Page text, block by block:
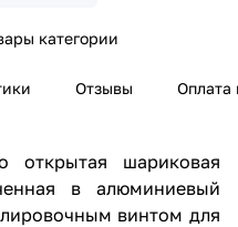
категории
Отзывы Оплата
открытая шариковая
в алюминиевый
винтом для